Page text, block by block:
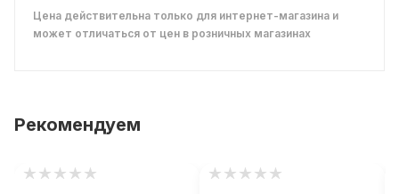
Цена действительна только для интернет-магазина и
может отличаться от цен в розничных магазинах
Рекомендуем